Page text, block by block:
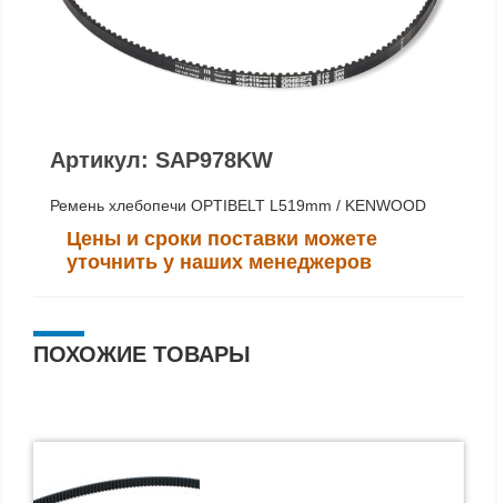
Артикул: SAP978KW
Ремень хлебопечи OPTIBELT L519mm / KENWOOD
Цены и сроки поставки можете
уточнить у наших менеджеров
ПОХОЖИЕ ТОВАРЫ